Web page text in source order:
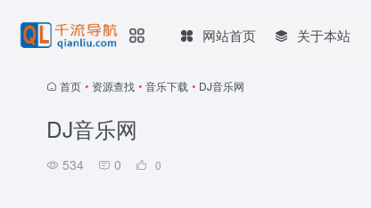
网站首页 关于本站
首页 • 资源查找 • 音乐下载 • DJ音乐网
DJ音乐网
534 0 0